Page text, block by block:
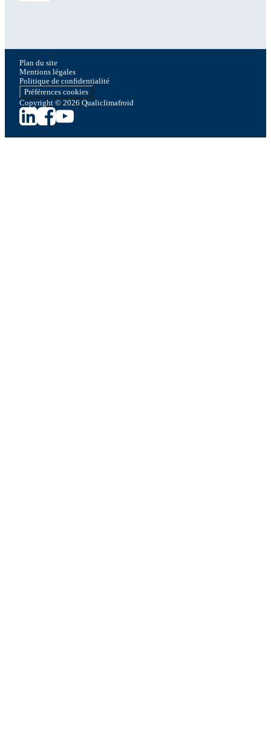
Plan du site
Mentions légales
Politique de confidentialité
Préférences cookies
Copyright © 2026 Qualiclimafroid